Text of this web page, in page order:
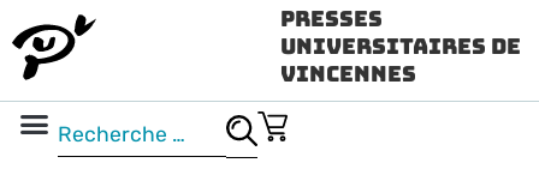
Presses
Universitaires de
Vincennes